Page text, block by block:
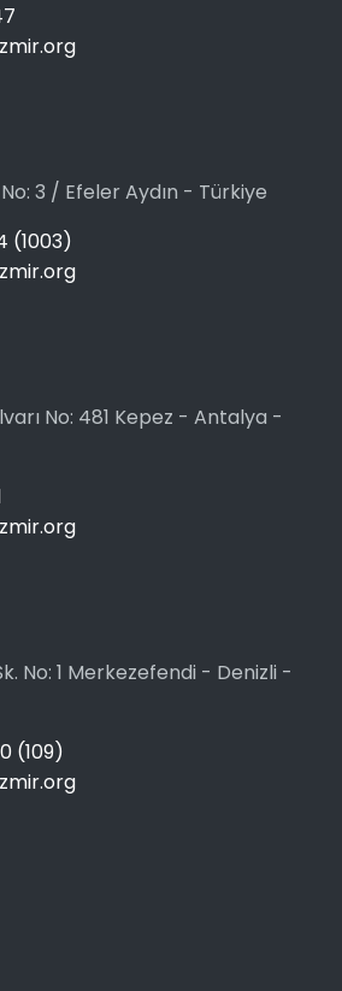
3 / Efeler Aydın - Türkiye
(1003)
No: 481 Kepez - Antalya -
No: 1 Merkezefendi - Denizli -
(109)